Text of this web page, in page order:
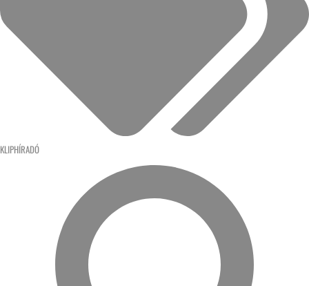
KLIPHÍRADÓ